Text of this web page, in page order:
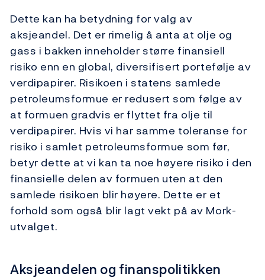
Dette kan ha betydning for valg av
aksjeandel. Det er rimelig å anta at olje og
gass i bakken inneholder større finansiell
risiko enn en global, diversifisert portefølje av
verdipapirer. Risikoen i statens samlede
petroleumsformue er redusert som følge av
at formuen gradvis er flyttet fra olje til
verdipapirer. Hvis vi har samme toleranse for
risiko i samlet petroleumsformue som før,
betyr dette at vi kan ta noe høyere risiko i den
finansielle delen av formuen uten at den
samlede risikoen blir høyere. Dette er et
forhold som også blir lagt vekt på av Mork-
utvalget.
Aksjeandelen og finanspolitikken